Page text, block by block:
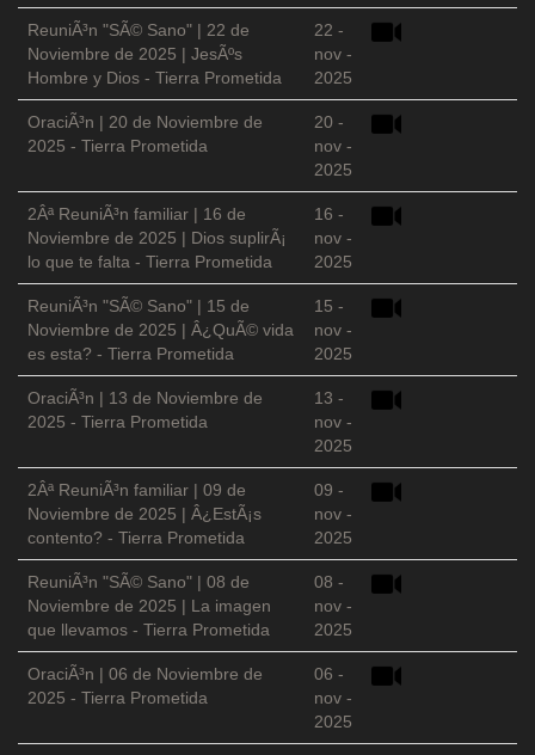
ReuniÃ³n "SÃ© Sano" | 22 de
Noviembre de 2025 | JesÃºs
Hombre y Dios - Tierra Prometida
22 -
nov -
2025
OraciÃ³n | 20 de Noviembre de
2025 - Tierra Prometida
20 -
nov -
2025
2Âª ReuniÃ³n familiar | 16 de
Noviembre de 2025 | Dios suplirÃ¡
lo que te falta - Tierra Prometida
16 -
nov -
2025
ReuniÃ³n "SÃ© Sano" | 15 de
Noviembre de 2025 | Â¿QuÃ© vida
es esta? - Tierra Prometida
15 -
nov -
2025
OraciÃ³n | 13 de Noviembre de
2025 - Tierra Prometida
13 -
nov -
2025
2Âª ReuniÃ³n familiar | 09 de
Noviembre de 2025 | Â¿EstÃ¡s
contento? - Tierra Prometida
09 -
nov -
2025
ReuniÃ³n "SÃ© Sano" | 08 de
Noviembre de 2025 | La imagen
que llevamos - Tierra Prometida
08 -
nov -
2025
OraciÃ³n | 06 de Noviembre de
2025 - Tierra Prometida
06 -
nov -
2025